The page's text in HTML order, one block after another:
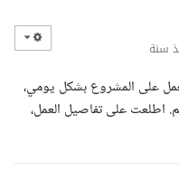
سنة
على المشروع بشكل يومي،
اطلعت على تفاصيل العمل،